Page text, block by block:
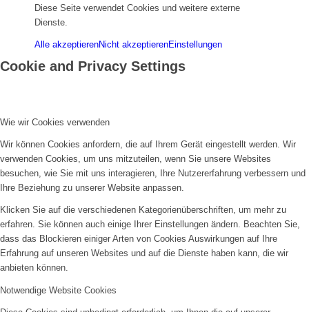
Diese Seite verwendet Cookies und weitere externe
Dienste.
Alle akzeptierenNicht akzeptierenEinstellungen
Cookie and Privacy Settings
Wie wir Cookies verwenden
Wir können Cookies anfordern, die auf Ihrem Gerät eingestellt werden. Wir
verwenden Cookies, um uns mitzuteilen, wenn Sie unsere Websites
besuchen, wie Sie mit uns interagieren, Ihre Nutzererfahrung verbessern und
Ihre Beziehung zu unserer Website anpassen.
Klicken Sie auf die verschiedenen Kategorienüberschriften, um mehr zu
erfahren. Sie können auch einige Ihrer Einstellungen ändern. Beachten Sie,
dass das Blockieren einiger Arten von Cookies Auswirkungen auf Ihre
Erfahrung auf unseren Websites und auf die Dienste haben kann, die wir
anbieten können.
Notwendige Website Cookies